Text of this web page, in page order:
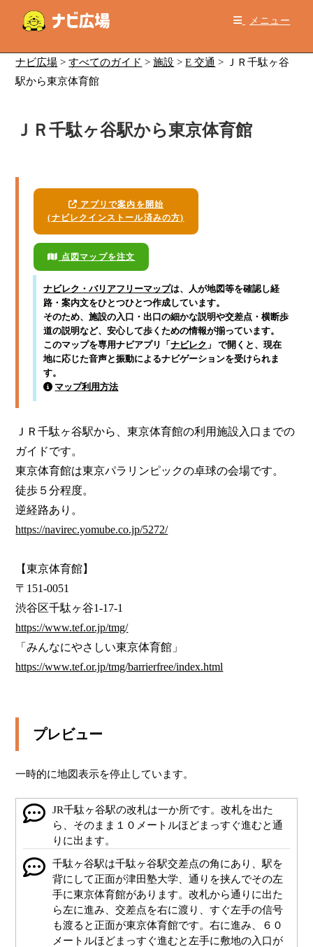
メニュー
ナビ広場 >すべてのガイド >施設 >E 交通 >
ＪＲ千駄ヶ谷
駅から東京体育館
ＪＲ千駄ヶ谷駅から東京体育館
アプリで案内を開始
(ナビレクインストール済みの方)
点図マップを注文
ナビレク・バリアフリーマップは、人が地図等を確認し経
路・案内文をひとつひとつ作成しています。
そのため、施設の入口・出口の細かな説明や交差点・横断歩
道の説明など、安心して歩くための情報が揃っています。
このマップを専用ナビアプリ「ナビレク 」 で開くと、現在
地に応じた音声と振動によるナビゲーションを受けられま
す。
マップ利用方法
ＪＲ千駄ヶ谷駅から、東京体育館の利用施設入口までの
ガイドです。
東京体育館は東京パラリンピックの卓球の会場です。
徒歩５分程度。
https://navirec.yomube.co.jp/5272/
【東京体育館】
〒151-0051
https://www.tef.or.jp/tmg/
https://www.tef.or.jp/tmg/barrierfree/index.html
プレビュー
一時的に地図表示を停止しています。
JR千駄ヶ谷駅の改札は一か所です。改札を出た
ら、そのまま１０メートルほどまっすぐ進むと通
りに出ます。
千駄ヶ谷駅は千駄ヶ谷駅交差点の角にあり、駅を
背にして正面が津田塾大学、通りを挟んでその左
手に東京体育館があります。改札から通りに出た
ら左に進み、交差点を右に渡り、すぐ左手の信号
も渡ると正面が東京体育館です。右に進み、６０
メートルほどまっすぐ進むと左手に敷地の入口が